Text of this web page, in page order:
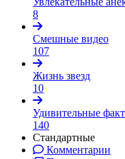
8
Смешные видео
107
Жизнь звезд
10
Удивительные
140
Стандартные
Комментарии